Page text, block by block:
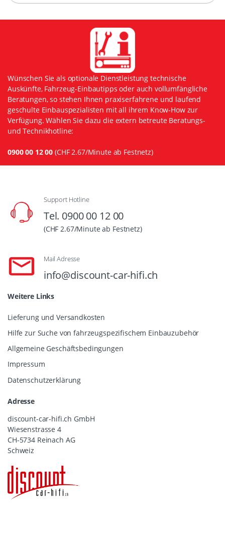
Wünschen Sie als optionale Dienstleistung technische
Auskünfte, Fahrzeug-Einbautipps oder auch vollumfängliche
Beratungen, so stehen Ihnen praxiserfahrene und laufend
geschulte Einbauspezialisten mit all ihrem Know-How zur
Verfügung. Wählen Sie dazu die extern betreute Beratungs-
und Technikhotline:
0900 00 12 00 (CHF 2.67/Minute ab Festnetz)
Support Hotline
Tel. 0900 00 12 00
(CHF 2.67/Minute ab Festnetz)
Mail Adresse
info@discount-car-hifi.ch
Weitere Links
Lieferung und Versandkosten
Hilfe zur Suche von fahrzeugspezifischem Einbauzubehör
Allgemeine Geschäftsbedingungen
Impressum
Datenschutzerklärung
Adresse
discount-car-hifi.ch GmbH
Wiesenstrasse 4
CH-5734 Reinach AG
Schweiz